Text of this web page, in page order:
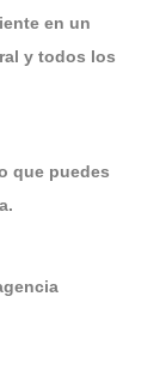
en un
y todos los
que puedes